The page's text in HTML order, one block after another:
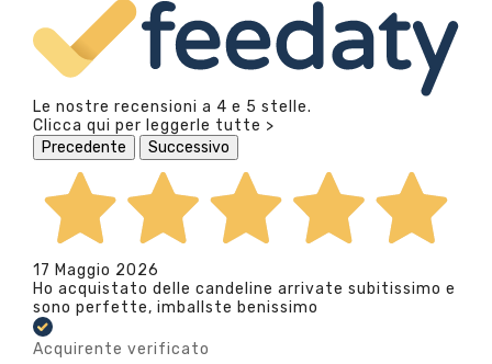
Le nostre recensioni a 4 e 5 stelle.
Clicca qui per leggerle tutte >
Precedente
Successivo
17 Maggio 2026
Ho acquistato delle candeline arrivate subitissimo e
sono perfette, imballste benissimo
Acquirente verificato